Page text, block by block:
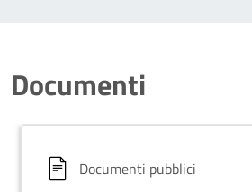
Documenti
Documenti pubblici